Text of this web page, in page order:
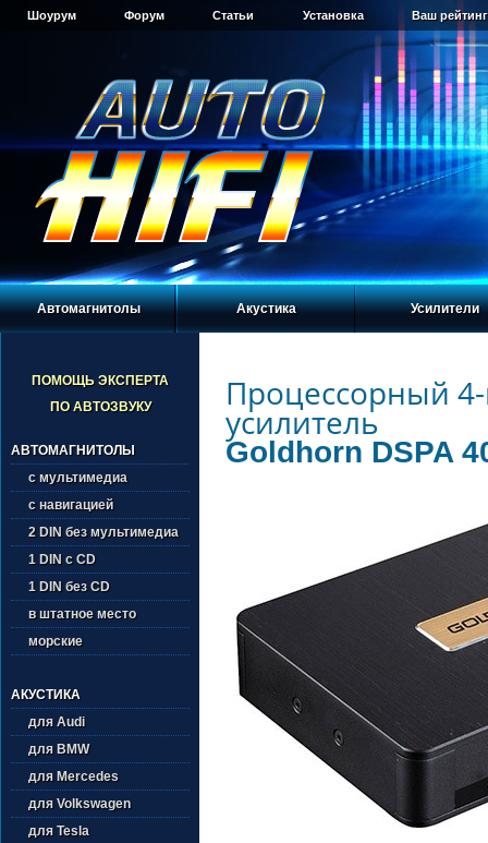
Шоурум Форум Статьи Установка Ваш
Автомагнитолы Акустика Усилители
ПОМОЩЬ ЭКСПЕРТА
ПО АВТОЗВУКУ
АВТОМАГНИТОЛЫ
с мультимедиа
с навигацией
2 DIN без мультимедиа
1 DIN с CD
1 DIN без CD
в штатное место
морские
АКУСТИКА
для Audi
для BMW
для Mercedes
для Volkswagen
для Tesla
Процессорный
усилитель
Goldhorn DSPA